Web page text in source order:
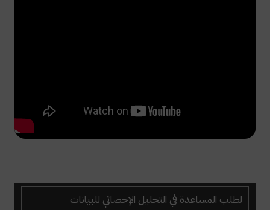
لطلب المساعدة في التحليل الإحصائي للبيانات